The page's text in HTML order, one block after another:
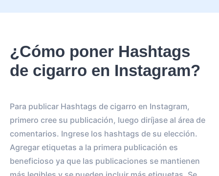
¿Cómo poner Hashtags
de cigarro en Instagram?
Para publicar Hashtags de cigarro en Instagram,
primero cree su publicación, luego diríjase al área de
comentarios. Ingrese los hashtags de su elección.
Agregar etiquetas a la primera publicación es
beneficioso ya que las publicaciones se mantienen